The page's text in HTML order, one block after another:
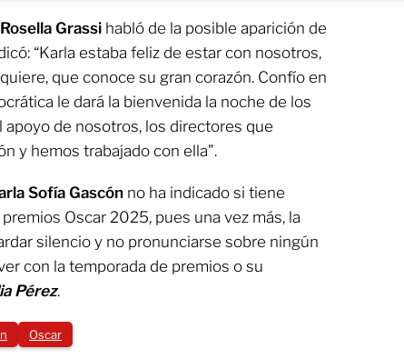
Grassi habló de la posible aparición de
“Karla estaba feliz de estar con nosotros,
que conoce su gran corazón. Confío en
le dará la bienvenida la noche de los
apoyo de nosotros, los directores que
y hemos trabajado con ella”.
Sofía Gascón no ha indicado si tiene
Oscar 2025, pues una vez más, la
silencio y no pronunciarse sobre ningún
con la temporada de premios o su
Pérez.
Oscar